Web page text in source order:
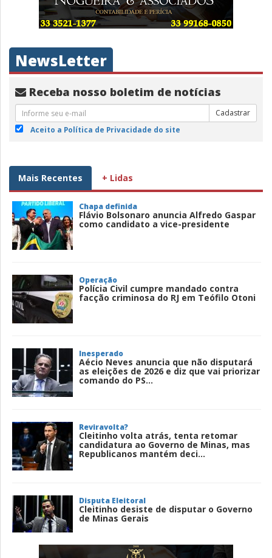
NewsLetter
Receba nosso boletim de notícias
Cadastrar
Aceito a Política de Privacidade do site
Mais Recentes + Lidas
Chapa definida
Flávio Bolsonaro anuncia Alfredo Gaspar
como candidato a vice-presidente
Operação
Polícia Civil cumpre mandado contra
facção criminosa do RJ em Teófilo Otoni
Inesperado
Aécio Neves anuncia que não disputará
as eleições de 2026 e diz que vai priorizar
comando do PS...
Reviravolta?
Cleitinho volta atrás, tenta retomar
candidatura ao Governo de Minas, mas
Republicanos mantém deci...
Disputa Eleitoral
Cleitinho desiste de disputar o Governo
de Minas Gerais